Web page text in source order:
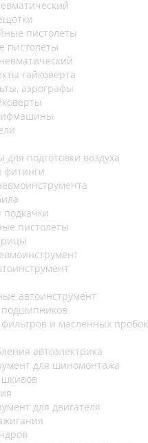
пистолеты
пистолеты
гайковерта
аэрографы
для подготовки воздуха
фитинги
подкачки
пистолеты
автоинструмент
и масленных пробок
автоэлектрика
для шиномонтажа
для двигателя